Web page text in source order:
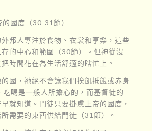
國度（30-31節）
邦人專注於食物、衣裳和享樂，這些
的中心和範圍（30節）。但神從沒
時間花在為生活舒適的瞎忙上。
國，祂絕不會讓我們挨飢抵餓或赤身
吃喝是一般人所擔心的，而基督徒的
就知道。門徒只要掛慮上帝的國度，
所需要的東西供給門徒（31節）。